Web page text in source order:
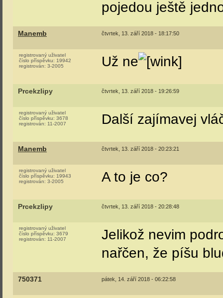
pojedou ještě
Manemb čtvrtek, 13. září 2018 - 18:17:50
registrovaný uživatel
číslo příspěvku: 19942
registrován: 3-2005 Už ne
Prcekzlipy čtvrtek, 13. září 2018 - 19:26:59
registrovaný uživatel
číslo příspěvku: 3678
registrován: 11-2007 Další zajímavej
Manemb čtvrtek, 13. září 2018 - 20:23:21
registrovaný uživatel
číslo příspěvku: 19943
registrován: 3-2005 A to je co?
Prcekzlipy čtvrtek, 13. září 2018 - 20:28:48
registrovaný uživatel
číslo příspěvku: 3679
registrován: 11-2007
Jelikož nevim
nařčen, že píšu
750371 pátek, 14. září 2018 - 06:22:58